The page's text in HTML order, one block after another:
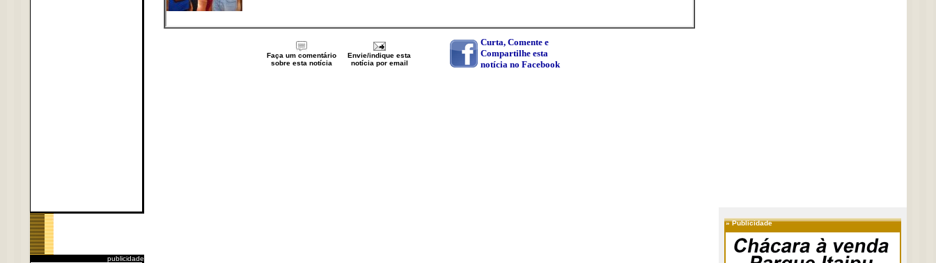
publicidade
Curta, Comente e
Compartilhe esta
notícia no Facebook
Faça um comentário
sobre esta notícia
Envie/indique esta
notícia por email
»Publicidade